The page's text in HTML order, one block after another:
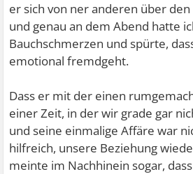
er sich von ner anderen über
und genau an dem Abend hatte
Bauchschmerzen und spürte,
emotional fremdgeht.
Dass er mit der einen
einer Zeit, in der wir grade gar
und seine einmalige Affäre war
hilfreich, unsere Beziehung
meinte im Nachhinein sogar,